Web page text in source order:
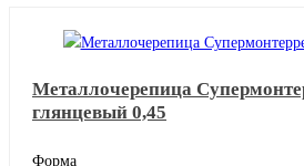
Металлочерепица
глянцевый 0,45
Форма